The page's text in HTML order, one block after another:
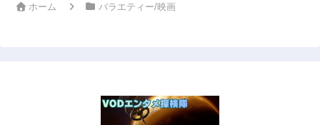
ホーム バラエティー/映画